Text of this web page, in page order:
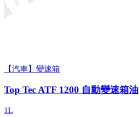
【汽車】變速箱
Top Tec ATF 1200 自動變速箱油
1L